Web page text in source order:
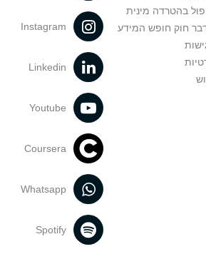
בהטרדה מינית
חוק חופש המידע
Instagram
Linkedin
Youtube
Coursera
Whatsapp
Spotify